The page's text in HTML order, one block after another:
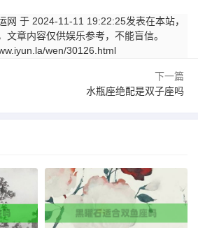
网 于 2024-11-11 19:22:25发表在本站，
文章内容仅供娱乐参考，不能盲信。
wen/30126.html
下一篇
水瓶座绝配是双子座吗